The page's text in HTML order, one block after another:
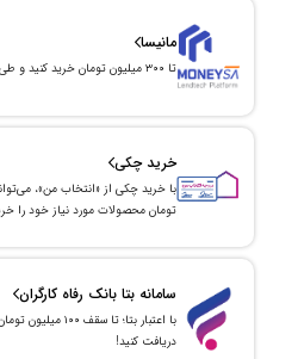
مانیسا
تا ۳۰۰ میلیون تومان خرید کنید و طی ۱۸ قسط پرداخت کنید.
خرید چکی
تومان محصولات مورد نیاز خود را
سامانه بتا بانک رفاه کارگران
با اعتبار بتا؛ تا
دریافت کنید!